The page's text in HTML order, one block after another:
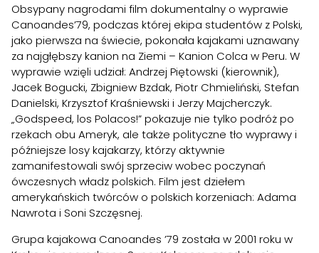
Obsypany nagrodami film dokumentalny o wyprawie
Canoandes’79, podczas której ekipa studentów z Polski,
jako pierwsza na świecie, pokonała kajakami uznawany
za najgłębszy kanion na Ziemi – Kanion Colca w Peru. W
wyprawie wzięli udział: Andrzej Piętowski (kierownik),
Jacek Bogucki, Zbigniew Bzdak, Piotr Chmieliński, Stefan
Danielski, Krzysztof Kraśniewski i Jerzy Majcherczyk.
„Godspeed, los Polacos!” pokazuje nie tylko podróż po
rzekach obu Ameryk, ale także polityczne tło wyprawy i
późniejsze losy kajakarzy, którzy aktywnie
zamanifestowali swój sprzeciw wobec poczynań
ówczesnych władz polskich. Film jest dziełem
amerykańskich twórców o polskich korzeniach: Adama
Nawrota i Soni Szczęsnej.
Grupa kajakowa Canoandes ’79 została w 2001 roku w